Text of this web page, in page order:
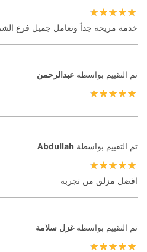
خدمة مريحة جداً وتعامل جميل فرع
تم التقييم بواسطة عبدالرحمن
تم التقييم بواسطة Abdullah
افضل مزلق من تجربه
تم التقييم بواسطةغزل سلامة